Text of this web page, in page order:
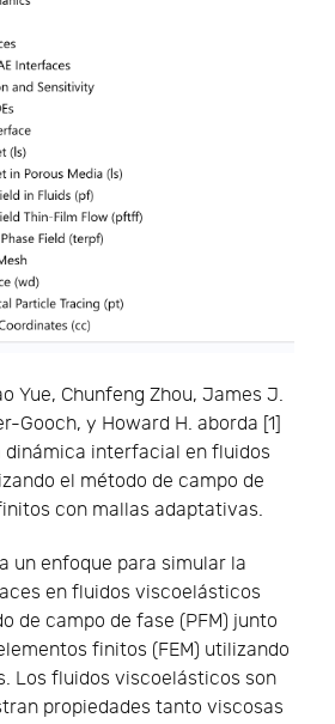
Yue, Chunfeng Zhou, James J.
Gooch, y Howard H. aborda [1]
dinámica interfacial en fluidos
el método de campo de
con mallas adaptativas.
un enfoque para simular la
en fluidos viscoelásticos
de campo de fase (PFM) junto
finitos (FEM) utilizando
Los fluidos viscoelásticos son
propiedades tanto viscosas